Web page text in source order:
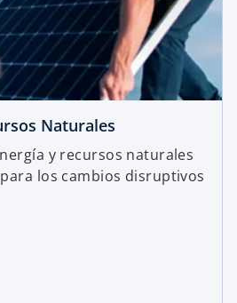
Naturales
y recursos naturales
los cambios disruptivos